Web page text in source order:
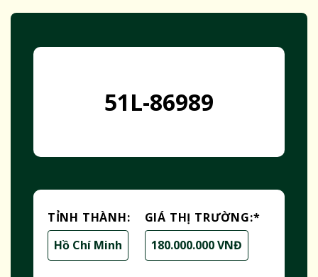
51L-86989
TỈNH THÀNH:
Hồ Chí Minh
GIÁ THỊ TRƯỜNG:*
180.000.000 VNĐ